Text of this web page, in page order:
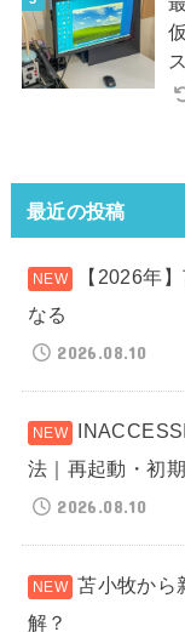
最近の投稿
【2026年
なる
2026.08.10
法｜再起動・初
2026.08.10
苫小牧から
解？